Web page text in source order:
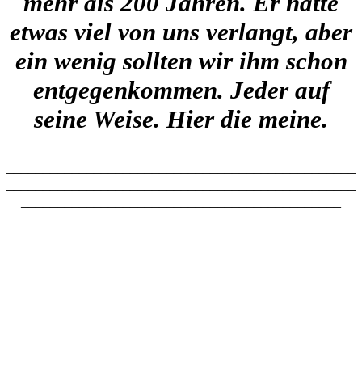
etwas viel von uns verlangt, aber
ein wenig sollten wir ihm schon
entgegenkommen. Jeder auf
seine Weise. Hier die meine.